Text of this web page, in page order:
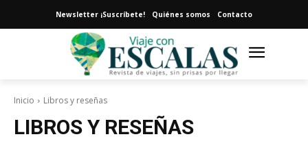
Newsletter ¡Suscríbete! Quiénes somos Contacto
Inicio Libros y reseñas
LIBROS Y RESEÑAS